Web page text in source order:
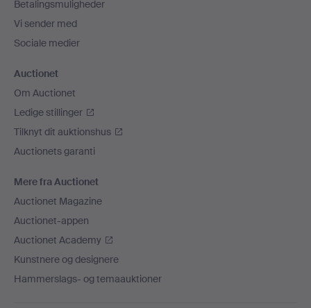
Betalingsmuligheder
Vi sender med
Sociale medier
Auctionet
Om Auctionet
Ledige stillinger
Tilknyt dit auktionshus
Auctionets garanti
Mere fra Auctionet
Auctionet Magazine
Auctionet-appen
Auctionet Academy
Kunstnere og designere
Hammerslags- og temaauktioner